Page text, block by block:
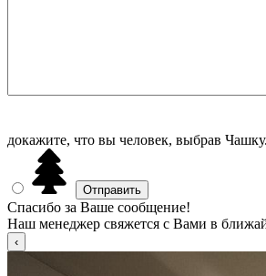
докажите, что вы человек, выбрав Чашку.
Спасибо за Ваше сообщение!
Наш менеджер свяжется с Вами в